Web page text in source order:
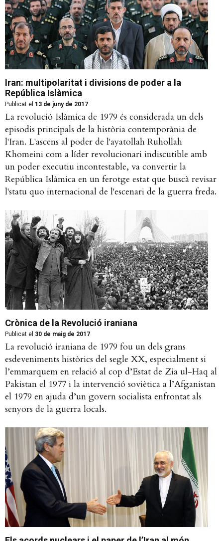
Iran: multipolaritat i divisions de poder a la
República Islàmica
Publicat el 13 de juny de 2017
La revolució Islàmica de 1979 és considerada un dels
episodis principals de la història contemporània de
l'Iran. L'ascens al poder de l'ayatollah Ruhollah
Khomeini com a líder revolucionari indiscutible amb
un poder executiu incontestable, va convertir la
República Islàmica en un ferotge estat que buscà revisar
l'statu quo internacional de l'escenari de la guerra freda.
Crònica de la Revolució iraniana
Publicat el 30 de maig de 2017
La revolució iraniana de 1979 fou un dels grans
esdeveniments històrics del segle XX, especialment si
l’emmarquem en relació al cop d’Estat de Zia ul-Haq al
Pakistan el 1977 i la intervenció soviètica a l’Afganistan
el 1979 en ajuda d’un govern socialista enfrontat als
senyors de la guerra locals.